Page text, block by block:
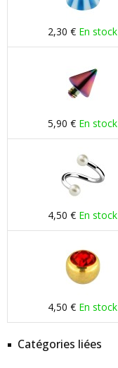
2,30 € En stock
5,90 € En stock
4,50 € En stock
4,50 € En stock
Catégories liées